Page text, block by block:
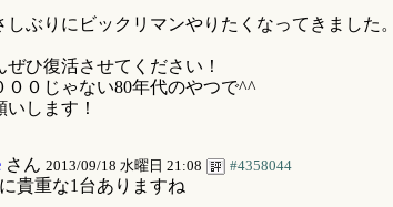
ぶりにビックリマンやりたくなってきました。
ぜひ復活させてください！
００じゃない80年代のやつで^^
します！
さん 2013/09/18 水曜日 21:08 #4358044
貴重な1台ありますね